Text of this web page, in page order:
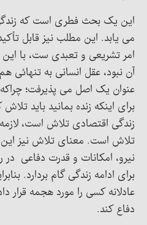
این یک بحث فطری است که زندگی
می یابد. این مطلب نیز قابل
امر تشریعی و تعبدی ست، با این
آن نبود، عقل انسانی به تنهائی
عنوان یک اصل می پذیرفت؛
برای اینکه زنده بمانید باید
زندگی اقتصادی تلاش است،
تلاش است. معنای تلاش نیز
نیرو، امکانات و قدرت دفاعی
برای ادامه زندگی گام بردارد.
عادلانه کسی را مورد هجمه قرار
دفاع کند.